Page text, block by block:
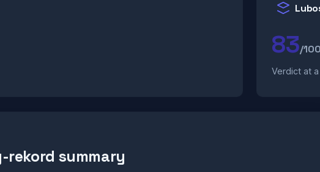
83/100
Verdict at
rekord summary